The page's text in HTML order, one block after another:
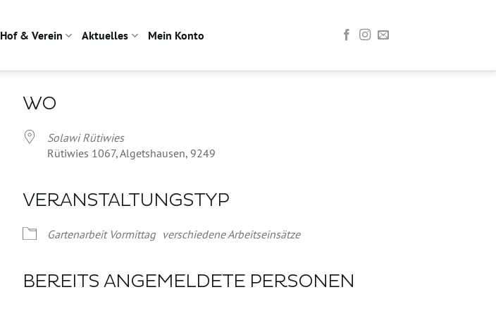
Hof & Verein Aktuelles Mein Konto
iCalendar Office 365
WO
Solawi Rütiwies
Rütiwies 1067, Algetshausen, 9249
VERANSTALTUNGSTYP
Gartenarbeit Vormittag verschiedene Arbeitseinsätze
BEREITS ANGEMELDETE PERSONEN